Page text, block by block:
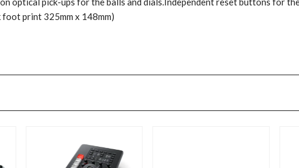
print 325mm x 148mm)